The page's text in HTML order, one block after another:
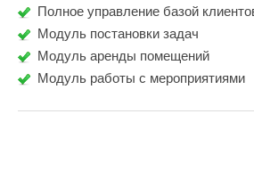
Полное управление базой
Модуль постановки задач
Модуль аренды помещений
Модуль работы с мероприятиями